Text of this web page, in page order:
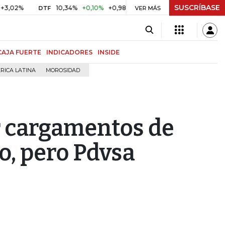
DTF 10,34% +0,10% +0,98% UVR $ 416,86 +$ 0,05 +0,01%
VER MÁS SUSCRÍBASE
FUERTE INDICADORES INSIDE
LATINA MOROSIDAD
de
pero Pdvsa